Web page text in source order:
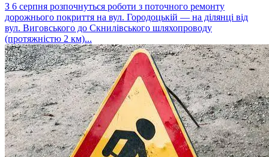
З 6 серпня розпочнуться роботи з поточного ремонту
дорожнього покриття на вул. Городоцькій — на ділянці від
вул. Виговського до Скнилівського шляхопроводу
(протяжністю 2 км)...